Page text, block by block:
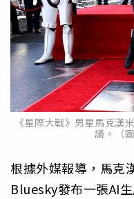
《星際大戰》男星馬克漢
議。（
根據外媒報導，馬克
Bluesky發布一張AI